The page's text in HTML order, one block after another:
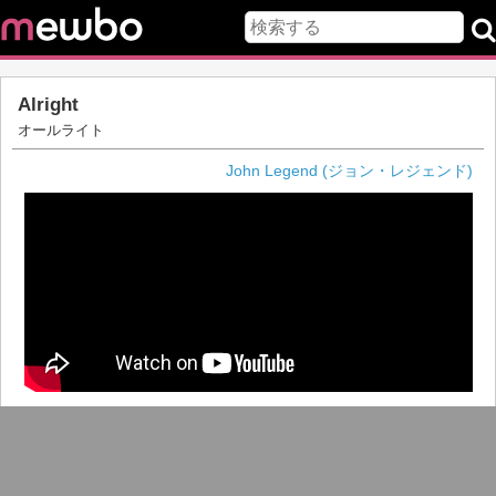
Alright
オールライト
John Legend (ジョン・レジェンド)